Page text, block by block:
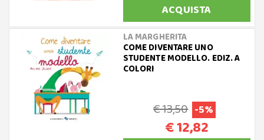
ACQUISTA
LA MARGHERITA
COME DIVENTARE UNO
STUDENTE MODELLO. EDIZ. A
COLORI
€ 13,50 -5%
€ 12,82